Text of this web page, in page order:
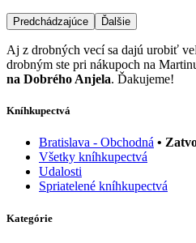
Predchádzajúce Ďalšie
Aj z drobných vecí sa dajú urobiť
drobným ste pri nákupoch na
na Dobrého Anjela. Ďakujeme!
Kníhkupectvá
Bratislava - Obchodná •
Všetky kníhkupectvá
Udalosti
Spriatelené kníhkupectvá
Kategórie